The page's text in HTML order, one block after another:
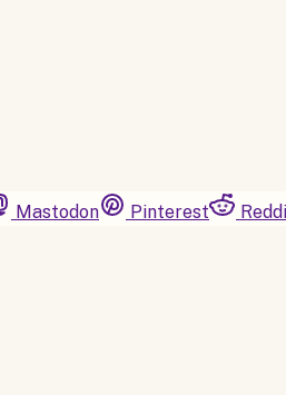
Mastodon Pinterest